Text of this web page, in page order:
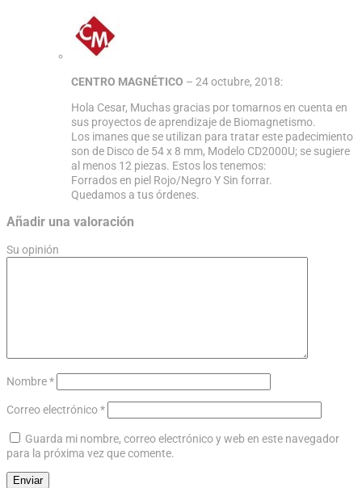
CENTRO MAGNÉTICO – 24 octubre, 2018:
Hola Cesar, Muchas gracias por tomarnos en cuenta en
sus proyectos de aprendizaje de Biomagnetismo.
Los imanes que se utilizan para tratar este padecimiento
son de Disco de 54 x 8 mm, Modelo CD2000U; se sugiere
al menos 12 piezas. Estos los tenemos:
Forrados en piel Rojo/Negro Y Sin forrar.
Quedamos a tus órdenes.
Añadir una valoración
Su opinión
Nombre*
Correo electrónico*
Guarda mi nombre, correo electrónico y web en este navegador
para la próxima vez que comente.